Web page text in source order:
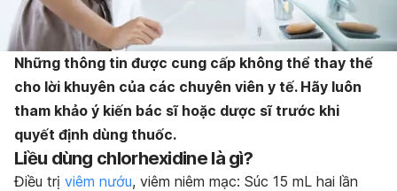
Những thông tin được cung cấp không thể thay thế
cho lời khuyên của các chuyên viên y tế. Hãy luôn
tham khảo ý kiến bác sĩ hoặc dược sĩ trước khi
quyết định dùng thuốc.
Liều dùng chlorhexidine là gì?
Điều trị viêm nướu, viêm niêm mạc: Súc 15 mL hai lần